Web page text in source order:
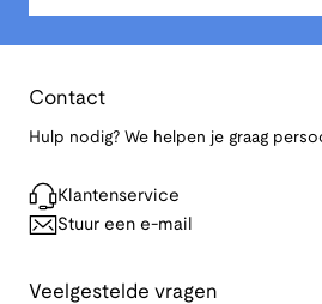
Contact
Hulp nodig? We helpen je graag
Klantenservice
Stuur een e-mail
Veelgestelde vragen